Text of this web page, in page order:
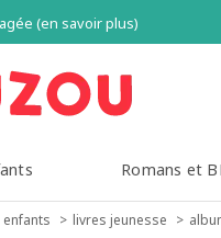
(en savoir plus)
Romans et
enfants livres jeunesse